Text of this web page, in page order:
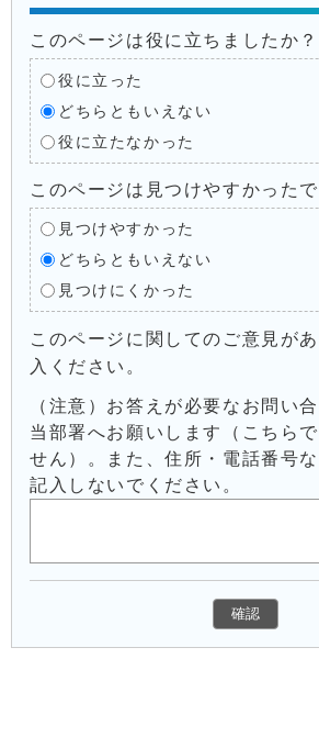
このページは役に立ちましたか？
役に立った
どちらともいえない
役に立たなかった
このページは見つけやすかったで
見つけやすかった
どちらともいえない
見つけにくかった
このページに関してのご意見が
入ください。
（注意）お答えが必要なお問い
当部署へお願いします（こちら
せん）。また、住所・電話番号
記入しないでください。